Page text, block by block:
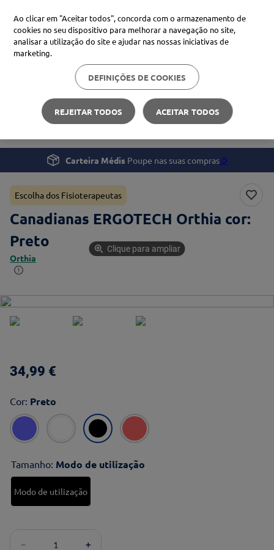
Procure no Marketplace Médis
Pesquisas mais comuns
xiaomi
uriage
4º svr
Saúde
Mobilidade e Recuperação
Canadianas ERGOTECH Orthia
Carteira Médis Poupe nas suas compras🪙
Escolha dos Fisioterapeutas
Canadianas ERGOTECH Orthia cor:
Preto
Orthia
Clique para ampliar
34,99 €
Cor: Preto
Tamanho: Modo de utilização
Modo de utilização
＋
－
Ao clicar em "Aceitar todos", concorda com o armazenamento de
cookies no seu dispositivo para melhorar a navegação no site,
analisar a utilização do site e ajudar nas nossas iniciativas de
marketing.
DEFINIÇÕES DE COOKIES
REJEITAR TODOS ACEITAR TODOS